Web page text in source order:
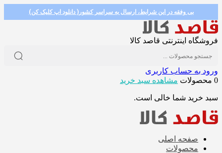
بی وفقه در این شرایط، ارسال به سراسر کشور( دانلود اپ کلیک کن)
فروشگاه اینترنتی قاصد کالا
ورود به حساب کاربری
0 محصولات
مشاهده سبد خرید
سبد خرید شما خالی است.
صفحه اصلی
محصولات